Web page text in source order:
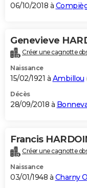
06/10/2018 à
Genevieve
Créer une cagnotte
Naissance
15/02/1921 à Ambillou
Décès
28/09/2018 à
Francis
Créer une cagnotte
Naissance
03/01/1948 à Charny